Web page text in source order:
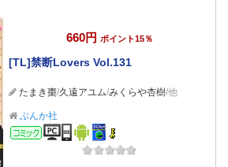
660円 ポイント15％
[TL]禁断Lovers Vol.131
たまき棗/久遠アユム/みくらや杏樹/他
ぶんか社
コミック